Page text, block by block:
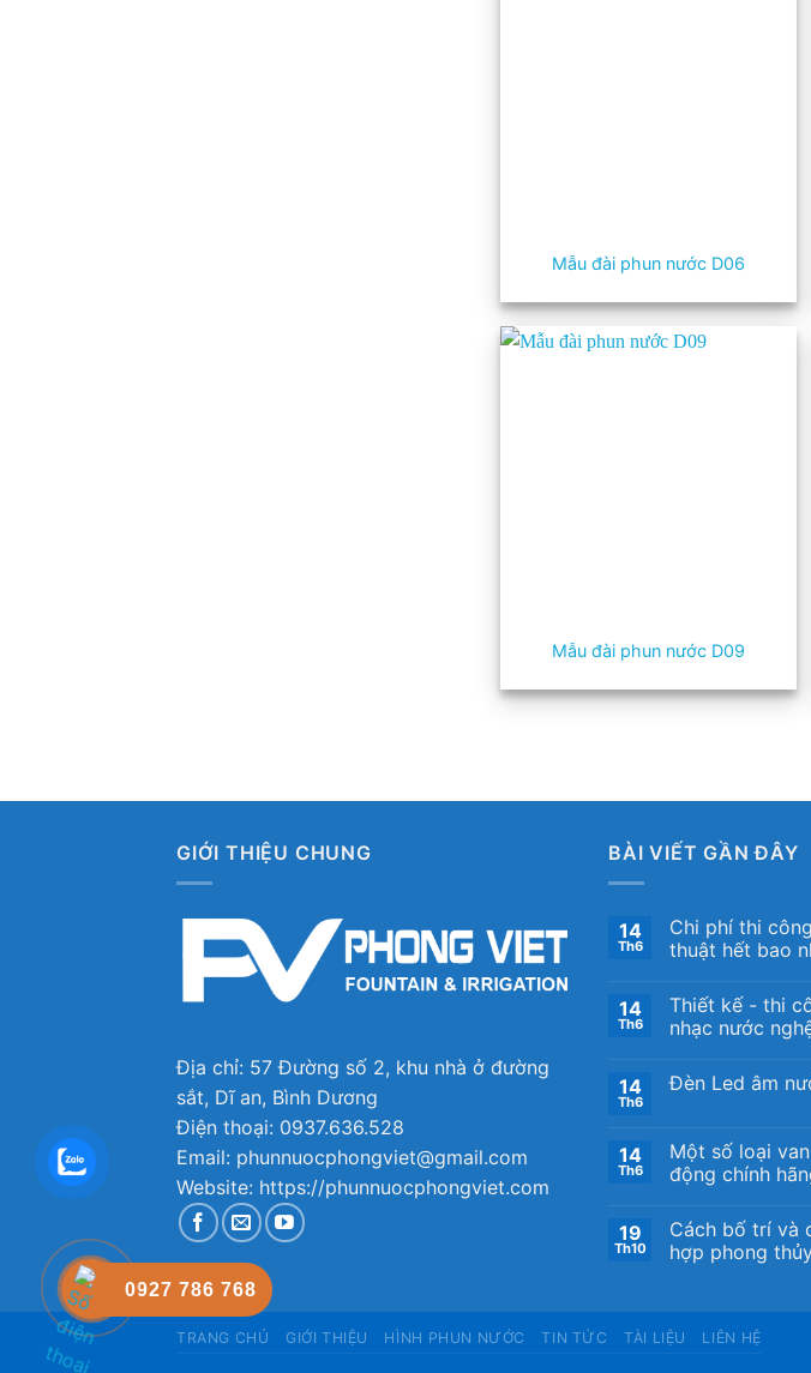
Mẫu đài phun nước D06
Mẫu đài phun nước D09
GIỚI THIỆU CHUNG
Địa chỉ: 57 Đường số 2, khu nhà ở đường
sắt, Dĩ an, Bình Dương
Điện thoại: 0937.636.528
Email: phunnuocphongviet@gmail.com
Website: https://phunnuocphongviet.com
BÀI VIẾT GẦN ĐÂY
14
Th6
Chi phí thi
thuật hết bao
14
Th6
Thiết kế ​- thi
nhạc nước
14
Th6
Đèn Led âm
14
Th6
Một số loại
động chính
19
Th10
Cách bố trí và
hợp phong
TRANG CHỦ GIỚI THIỆU HÌNH PHUN NƯỚC TIN TỨC TÀI LIỆU LIÊN HỆ
0927 786 768